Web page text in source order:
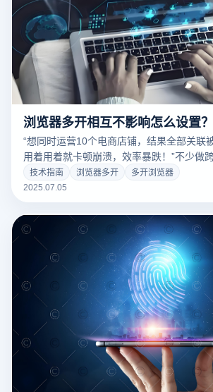
浏览器多开相互不影响怎么设置？
“想同时运营10个电商店铺，结果全部关联
用着用着就卡顿崩溃，效率暴跌！”不少做
营的朋友，都被多开浏览器折腾得苦不堪言
该怎么用？今天就来详细聊聊！
技术指南 浏览器多开
多开浏览器
2025.07.05